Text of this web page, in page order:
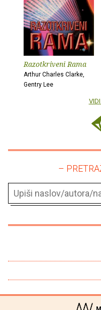
Razotkriveni Rama
Arthur Charles Clarke,
Gentry Lee
–